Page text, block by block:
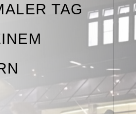
TAG